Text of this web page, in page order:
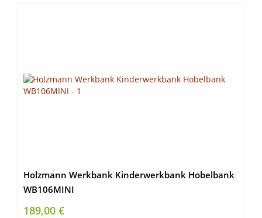
Holzmann Werkbank Kinderwerkbank Hobelbank
WB106MINI
189,00 €